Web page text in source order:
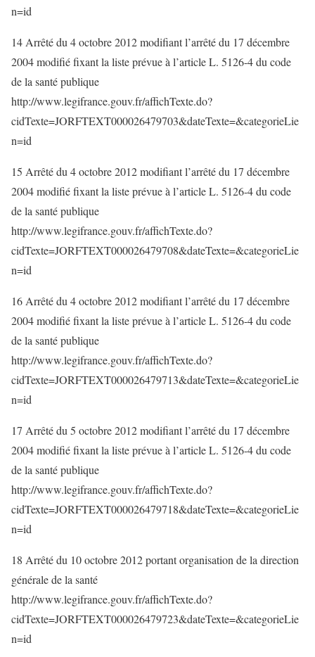
n=id
14 Arrêté du 4 octobre 2012 modifiant l’arrêté du 17 décembre
2004 modifié fixant la liste prévue à l’article L. 5126-4 du code
de la santé publique
http://www.legifrance.gouv.fr/affichTexte.do?
cidTexte=JORFTEXT000026479703&dateTexte=&categorieLie
n=id
15 Arrêté du 4 octobre 2012 modifiant l’arrêté du 17 décembre
2004 modifié fixant la liste prévue à l’article L. 5126-4 du code
de la santé publique
http://www.legifrance.gouv.fr/affichTexte.do?
cidTexte=JORFTEXT000026479708&dateTexte=&categorieLie
n=id
16 Arrêté du 4 octobre 2012 modifiant l’arrêté du 17 décembre
2004 modifié fixant la liste prévue à l’article L. 5126-4 du code
de la santé publique
http://www.legifrance.gouv.fr/affichTexte.do?
cidTexte=JORFTEXT000026479713&dateTexte=&categorieLie
n=id
17 Arrêté du 5 octobre 2012 modifiant l’arrêté du 17 décembre
2004 modifié fixant la liste prévue à l’article L. 5126-4 du code
de la santé publique
http://www.legifrance.gouv.fr/affichTexte.do?
cidTexte=JORFTEXT000026479718&dateTexte=&categorieLie
n=id
18 Arrêté du 10 octobre 2012 portant organisation de la direction
générale de la santé
http://www.legifrance.gouv.fr/affichTexte.do?
cidTexte=JORFTEXT000026479723&dateTexte=&categorieLie
n=id